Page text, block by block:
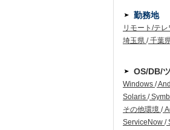
勤務地
リモート/テレ
埼玉県 /千葉
OS/DB/
Windows /
Solaris /
その他環境 /
ServiceNow /